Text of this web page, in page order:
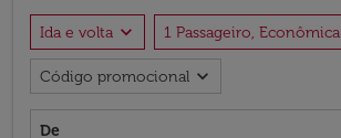
Ida e volta expand_more 1 Passageiro, Econômica
Código promocional expand_more
De